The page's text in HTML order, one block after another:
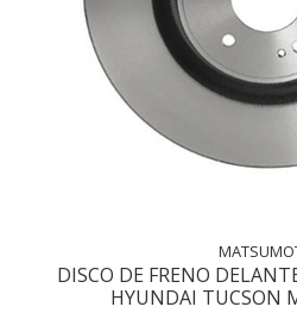
DISCO DE FRENO
HYUNDAI TUCSON